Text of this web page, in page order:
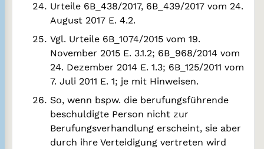
Urteile 6B_438/2017, 6B_439/2017 vom 24.
August 2017 E. 4.2.
Vgl. Urteile 6B_1074/2015 vom 19.
November 2015 E. 3.1.2; 6B_968/2014 vom
24. Dezember 2014 E. 1.3; 6B_125/2011 vom
7. Juli 2011 E. 1; je mit Hinweisen.
So, wenn bspw. die berufungsführende
beschuldigte Person nicht zur
Berufungsverhandlung erscheint, sie aber
durch ihre Verteidigung vertreten wird